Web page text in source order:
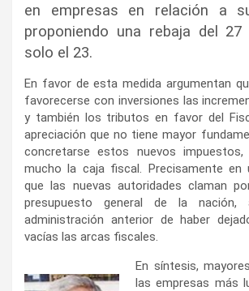
en empresas en relación a
proponiendo una rebaja del
solo el 23.
En favor de esta medida argumentan
favorecerse con inversiones las
y también los tributos en favor del
apreciación que no tiene mayor
concretarse estos nuevos impuestos,
mucho la caja fiscal. Precisamente en
que las nuevas autoridades claman
presupuesto general de la nación,
administración anterior de haber
vacías las arcas fiscales.
En síntesis,
las empresas más